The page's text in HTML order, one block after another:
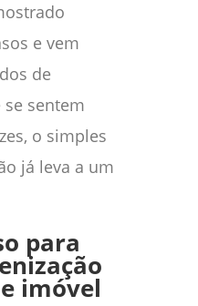
e vem
de
sentem
o simples
já leva a um
para
imóvel